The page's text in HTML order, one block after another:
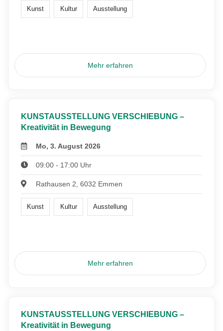
Kunst Kultur Ausstellung
Mehr erfahren
KUNSTAUSSTELLUNG VERSCHIEBUNG –
Kreativität in Bewegung
Mo, 3. August 2026
09:00 - 17:00 Uhr
Rathausen 2, 6032 Emmen
Kunst Kultur Ausstellung
Mehr erfahren
KUNSTAUSSTELLUNG VERSCHIEBUNG –
Kreativität in Bewegung